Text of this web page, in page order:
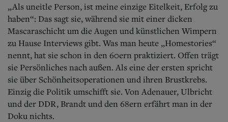
„Als uneitle Person, ist meine einzige Eitelkeit, Erfolg zu
haben“: Das sagt sie, während sie mit einer dicken
Mascaraschicht um die Augen und künstlichen Wimpern
zu Hause Interviews gibt. Was man heute „Home­stories“
nennt, hat sie schon in den 60ern praktiziert. Offen trägt
sie Persönliches nach außen. Als eine der ersten spricht
sie über Schönheitsoperationen und ihren Brustkrebs.
Einzig die Politik umschifft sie. Von Adenauer, Ulbricht
und der DDR, Brandt und den 68ern erfährt man in der
Doku nichts.